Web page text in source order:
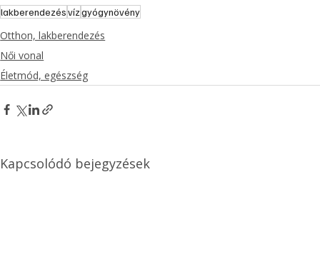
lakberendezésvízgyógynövény
Otthon, lakberendezés
Női vonal
Életmód, egészség
Kapcsolódó bejegyzések